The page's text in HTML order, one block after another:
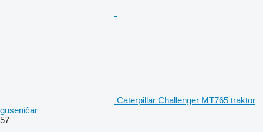
Caterpillar Challenger MT765 traktor
guseničar
57